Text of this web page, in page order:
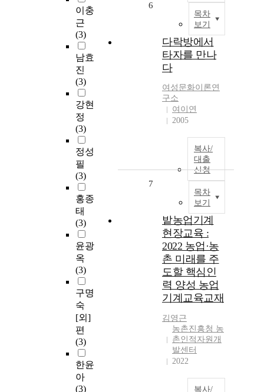
이충
근
(3)
남효
진
(3)
강현
정
(3)
정성
필
(3)
홍종
태
(3)
윤광
옥
(3)
구명
숙
[외]
편
(3)
한윤
아
(3)
목차
보기
6
다락방에서
타자를 만나
다
여성문화이론연
구소
여이연
2005
복사/
대출
신청
목차
보기
7
밭농업기계
현장교육 :
2022 농업·농
촌 미래를 주
도할 핵심인
력 양성 농업
기계교육교재
김영근
농촌진흥청 농
촌인적자원개
발센터
2022
복사/